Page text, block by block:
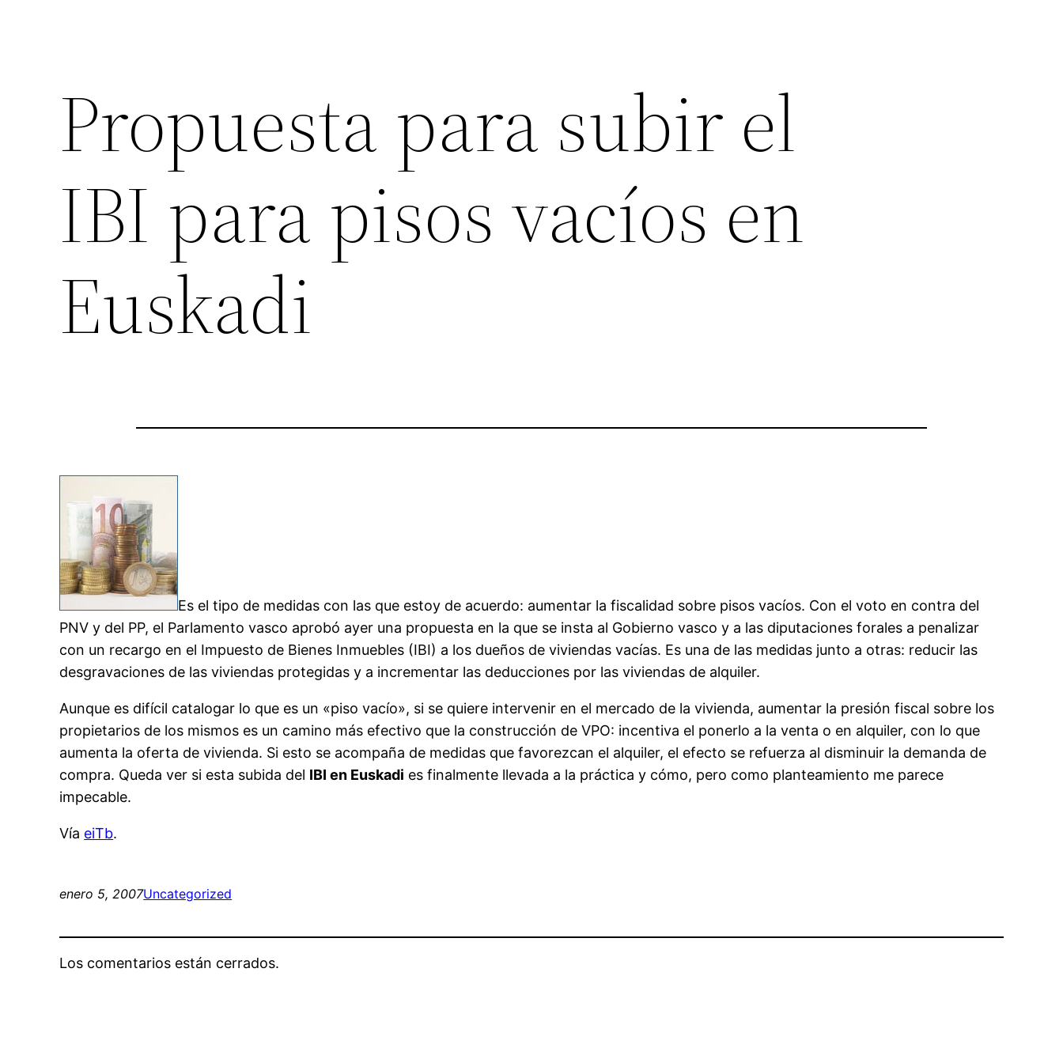
Propuesta para subir el
IBI para pisos vacíos en
Euskadi
Es el tipo de medidas con las que estoy de acuerdo: aumentar la fiscalidad sobre pisos vacíos. Con el voto en contra del
PNV y del PP, el Parlamento vasco aprobó ayer una propuesta en la que se insta al Gobierno vasco y a las diputaciones forales a penalizar
con un recargo en el Impuesto de Bienes Inmuebles (IBI) a los dueños de viviendas vacías. Es una de las medidas junto a otras: reducir las
desgravaciones de las viviendas protegidas y a incrementar las deducciones por las viviendas de alquiler.
Aunque es difícil catalogar lo que es un «piso vacío», si se quiere intervenir en el mercado de la vivienda, aumentar la presión fiscal sobre los
propietarios de los mismos es un camino más efectivo que la construcción de VPO: incentiva el ponerlo a la venta o en alquiler, con lo que
aumenta la oferta de vivienda. Si esto se acompaña de medidas que favorezcan el alquiler, el efecto se refuerza al disminuir la demanda de
compra. Queda ver si esta subida del IBI en Euskadi es finalmente llevada a la práctica y cómo, pero como planteamiento me parece
impecable.
Vía eiTb.
enero 5, 2007Uncategorized
Los comentarios están cerrados.